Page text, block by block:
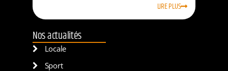
LIRE PLUS
Nos actualités
Locale
Sport